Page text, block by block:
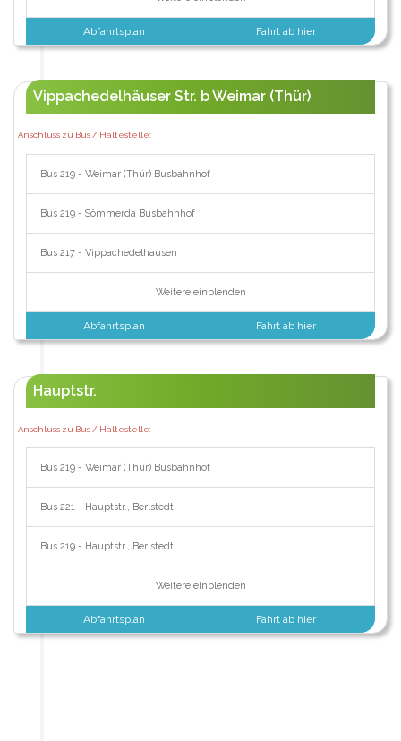
Abfahrtsplan Fahrt ab hier
Vippachedelhäuser Str. b Weimar (Thür)
Anschluss zu Bus / Haltestelle:
Bus 219 - Weimar (Thür) Busbahnhof
Bus 219 - Sömmerda Busbahnhof
Bus 217 - Vippachedelhausen
Weitere einblenden
Abfahrtsplan Fahrt ab hier
Hauptstr.
Anschluss zu Bus / Haltestelle:
Bus 219 - Weimar (Thür) Busbahnhof
Bus 221 - Hauptstr., Berlstedt
Bus 219 - Hauptstr., Berlstedt
Weitere einblenden
Abfahrtsplan Fahrt ab hier